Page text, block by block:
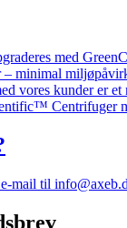
med
– minimal
vores kunder er et
Centrifuger
mail til